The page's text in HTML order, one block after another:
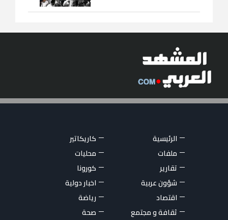
الرئيسية
كاريكاتير
ملفات
محليات
تقارير
كورونا
شؤون عربية
اخبار دولية
اقتصاد
رياضة
ثقافة و مجتمع
صحة